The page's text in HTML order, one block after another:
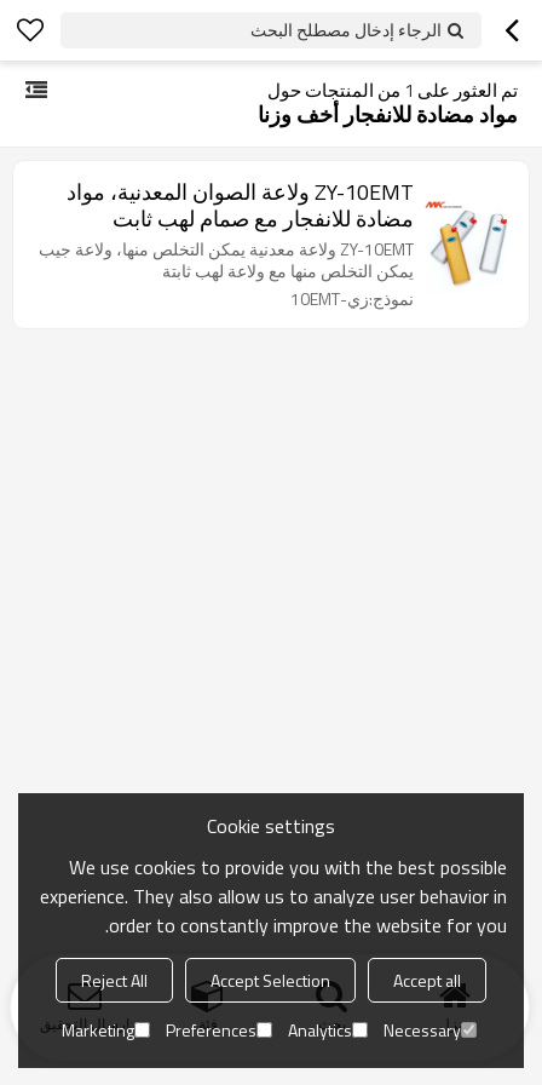
الرجاء إدخال مصطلح البحث
تم العثور على 1 من المنتجات حول
مواد مضادة للانفجار أخف وزنا
ZY-10EMT ولاعة الصوان المعدنية، مواد
مضادة للانفجار مع صمام لهب ثابت
ZY-10EMT ولاعة معدنية يمكن التخلص منها، ولاعة جيب
يمكن التخلص منها مع ولاعة لهب ثابتة
نموذج:زي-10EMT
منزل بحث فئة ارسال التحقيق
Cookie settings
We use cookies to provide you with the best possible
experience. They also allow us to analyze user behavior in
order to constantly improve the website for you.
Accept all
Accept Selection
Reject All
Necessary
Analytics
Preferences
Marketing